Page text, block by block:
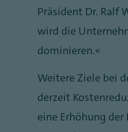
Präsident Dr. Ralf
wird die
dominieren.“
Weitere Ziele bei
derzeit
eine Erhöhung der